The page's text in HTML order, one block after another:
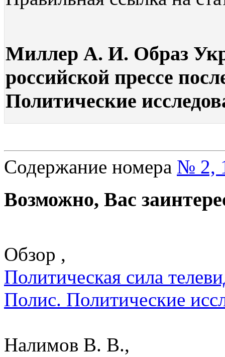
Миллер А. И. Образ
российской прессе
Политические
Содержание номера № 2,
Возможно, Вас
Обзор ,
Политическая сила
Полис. Политические
Налимов В. В.,